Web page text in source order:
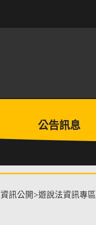
公告訊息
資訊公開>遊說法資訊專區